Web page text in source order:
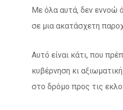
Με όλα αυτά, δεν εννοώ
σε μια ακατάσχετη
Αυτό είναι κάτι, που
κυβέρνηση κι
στο δρόμο προς τις